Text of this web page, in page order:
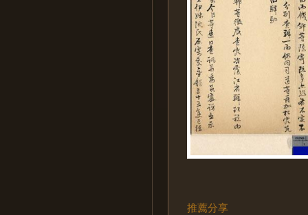
推薦分享